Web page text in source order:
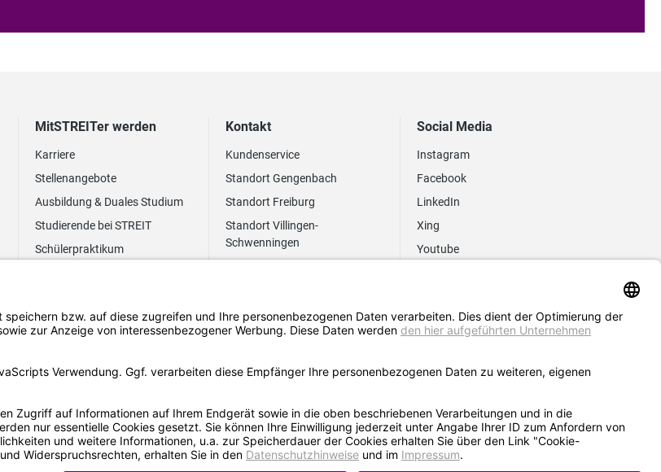
MitSTREITer werden
Karriere
Stellenangebote
Ausbildung & Duales Studium
Studierende bei STREIT
Schülerpraktikum
Kontakt
Kundenservice
Standort Gengenbach
Standort Freiburg
Standort Villingen-
Schwenningen
Social Media
Instagram
Facebook
LinkedIn
Xing
Youtube